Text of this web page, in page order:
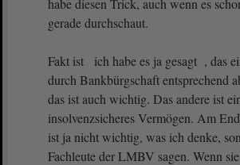
habe diesen Trick, auch wenn es
gerade durchschaut.
Fakt ist ich habe es ja gesagt , das
durch Bankbürgschaft entsprechend
das ist auch wichtig. Das andere ist
insolvenzsicheres Vermögen. Am
ist ja nicht wichtig, was ich denke,
Fachleute der LMBV sagen. Wenn sie